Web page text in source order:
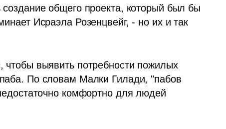
создание общего проекта, который был бы
Исраэла Розенцвейг, - но их и так
выявить потребности пожилых
По словам Малки Гилади, "пабов
комфортно для людей